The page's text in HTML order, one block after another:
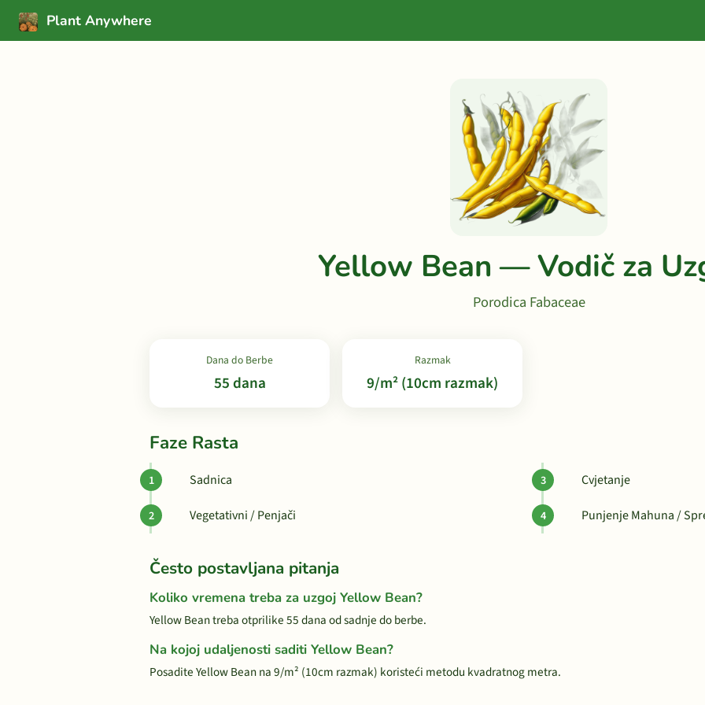
Plant Anywhere
Yellow Bean — Vodič za
Porodica Fabaceae
Dana do Berbe
55 dana
Razmak
9/m² (10cm razmak)
Faze Rasta
Sadnica
Vegetativni / Penjači
Cvjetanje
Punjenje Mahuna /
Često postavljana pitanja
Koliko vremena treba za uzgoj Yellow Bean?
Yellow Bean treba otprilike 55 dana od sadnje do berbe.
Na kojoj udaljenosti saditi Yellow Bean?
Posadite Yellow Bean na 9/m² (10cm razmak) koristeći metodu kvadratnog metra.